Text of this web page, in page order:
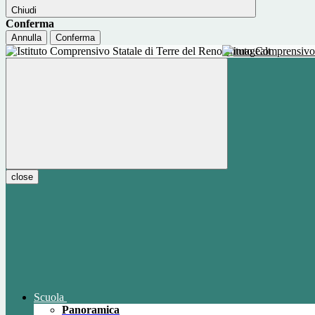
Chiudi
Conferma
Annulla Conferma
Istituto
close
Scuola
Panoramica